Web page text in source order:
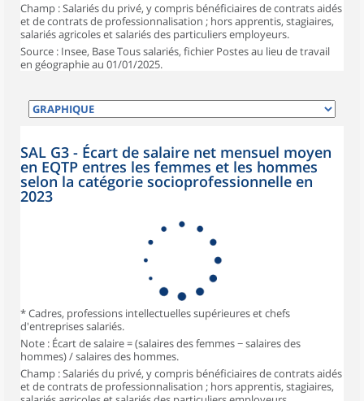
Champ : Salariés du privé, y compris bénéficiaires de contrats aidés
et de contrats de professionnalisation ; hors apprentis, stagiaires,
salariés agricoles et salariés des particuliers employeurs.
Source : Insee, Base Tous salariés, fichier Postes au lieu de travail
en géographie au 01/01/2025.
SAL G3 - Écart de salaire net mensuel moyen
en EQTP entres les femmes et les hommes
selon la catégorie socioprofessionnelle en
2023
* Cadres, professions intellectuelles supérieures et chefs
d'entreprises salariés.
Note : Écart de salaire = (salaires des femmes − salaires des
hommes) / salaires des hommes.
Champ : Salariés du privé, y compris bénéficiaires de contrats aidés
et de contrats de professionnalisation ; hors apprentis, stagiaires,